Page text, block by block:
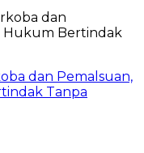
dan Pemalsuan,
Tanpa